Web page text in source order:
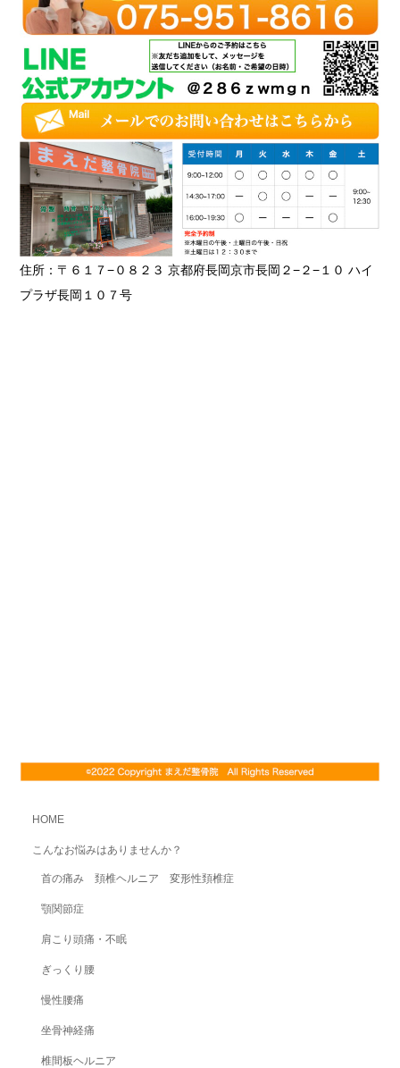
住所：〒６１７−０８２３ 京都府長岡京市長岡２−２−１０ ハイ
プラザ長岡１０７号
HOME
こんなお悩みはありませんか？
首の痛み 頚椎ヘルニア 変形性頚椎症
顎関節症
肩こり頭痛・不眠
ぎっくり腰
慢性腰痛
坐骨神経痛
椎間板ヘルニア